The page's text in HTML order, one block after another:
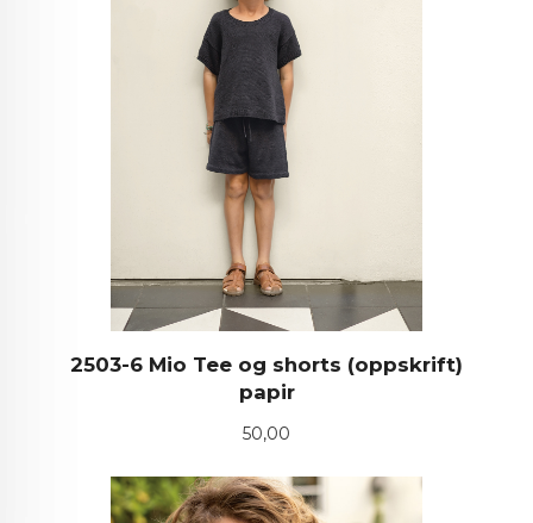
2503-6 Mio Tee og shorts (oppskrift)
papir
Pris
50,00